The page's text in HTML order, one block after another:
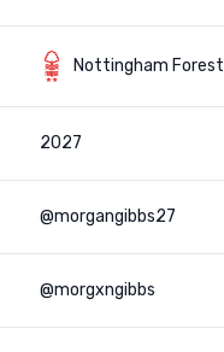
Nottingham Forest
2027
@morgangibbs27
@morgxngibbs